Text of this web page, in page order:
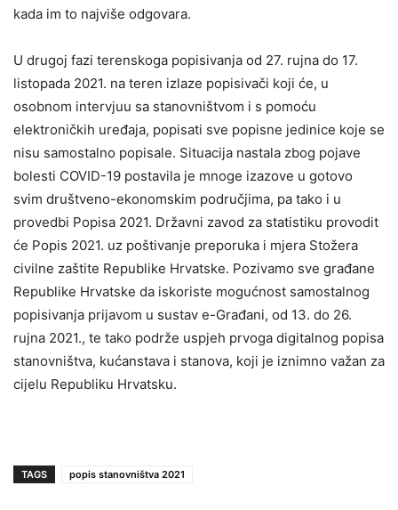
kada im to najviše odgovara.
U drugoj fazi terenskoga popisivanja od 27. rujna do 17.
listopada 2021. na teren izlaze popisivači koji će, u
osobnom intervjuu sa stanovništvom i s pomoću
elektroničkih uređaja, popisati sve popisne jedinice koje se
nisu samostalno popisale. Situacija nastala zbog pojave
bolesti COVID-19 postavila je mnoge izazove u gotovo
svim društveno-ekonomskim područjima, pa tako i u
provedbi Popisa 2021. Državni zavod za statistiku provodit
će Popis 2021. uz poštivanje preporuka i mjera Stožera
civilne zaštite Republike Hrvatske. Pozivamo sve građane
Republike Hrvatske da iskoriste mogućnost samostalnog
popisivanja prijavom u sustav e-Građani, od 13. do 26.
rujna 2021., te tako podrže uspjeh prvoga digitalnog popisa
stanovništva, kućanstava i stanova, koji je iznimno važan za
cijelu Republiku Hrvatsku.
TAGS popis stanovništva 2021